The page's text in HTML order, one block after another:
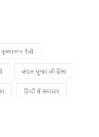
कृष्णानगर रैली
बंगाल चुनाव की हिंसा
हिन्दी में समाचार